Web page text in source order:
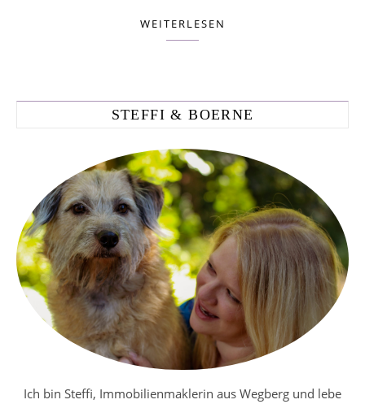
WEITERLESEN
STEFFI & BOERNE
Ich bin Steffi, Immobilienmaklerin aus Wegberg und lebe